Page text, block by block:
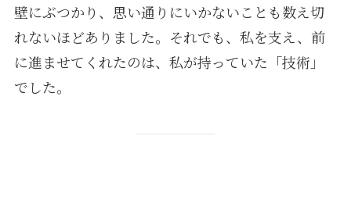
壁にぶつかり、思い通りにいかないことも数え切
れないほどありました。それでも、私を支え、前
に進ませてくれたのは、私が持っていた「技術」
でした。